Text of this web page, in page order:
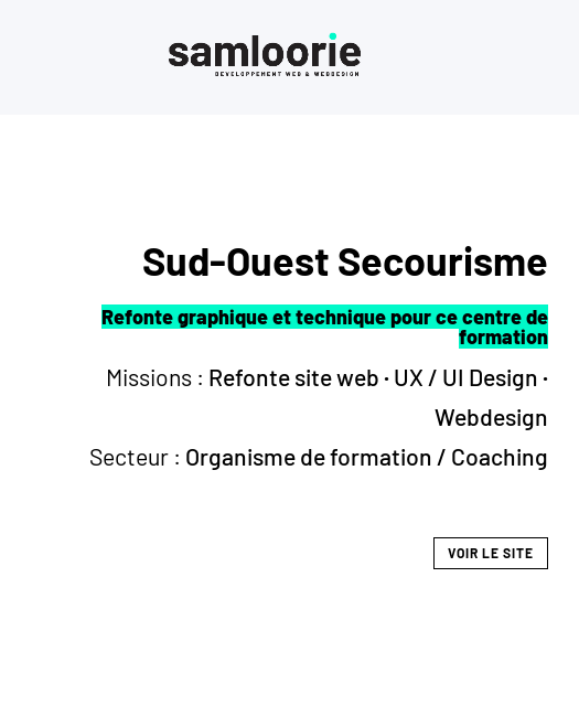
Sud-Ouest Secourisme
Refonte graphique et technique pour ce centre de
formation
Missions : Refonte site web · UX / UI Design ·
Webdesign
Secteur : Organisme de formation / Coaching
VOIR LE SITE